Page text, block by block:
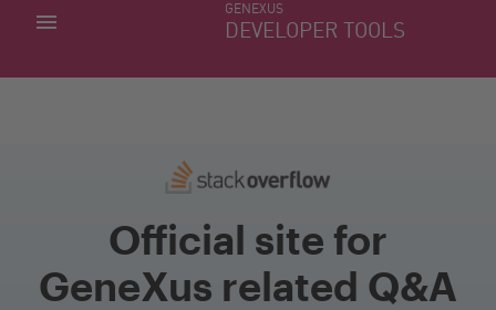
GENEXUS
DEVELOPER TOOLS
MIS APLICACIONES
Official site for
GeneXus related Q&A